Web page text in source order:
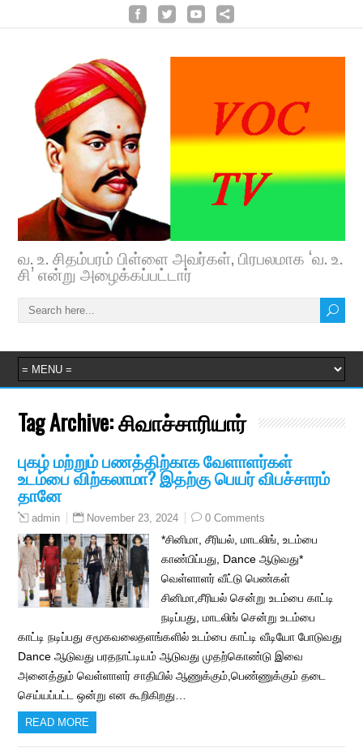
வ. உ. சிதம்பரம் பிள்ளை அவர்கள், பிரபலமாக ‘வ. உ.
சி’ என்று அழைக்கப்பட்டார்
Tag Archive:சிவாச்சாரியார்
புகழ் மற்றும் பணத்திற்காக வேளாளர்கள்
உடம்பை விற்கலாமா? இதற்கு பெயர் விபச்சாரம்
தானே
admin November 23, 2024 0 Comments
*சினிமா, சீரியல், மாடலிங், உடம்பை
காண்பிப்பது, Dance ஆடுவது*
வெள்ளாளர் வீட்டு பெண்கள்
சினிமா,சீரியல் சென்று உடம்பை காட்டி
நடிப்பது, மாடலிங் சென்று உடம்பை
காட்டி நடிப்பது சமூகவலைதளங்களில் உடம்பை காட்டி வீடியோ போடுவது
Dance ஆடுவது பரதநாட்டியம் ஆடுவது முதற்கொண்டு இவை
அனைத்தும் வெள்ளாளர் சாதியில் ஆணுக்கும்,பெண்ணுக்கும் தடை
செய்யப்பட்ட ஒன்று என கூறிகிறது…
READ MORE